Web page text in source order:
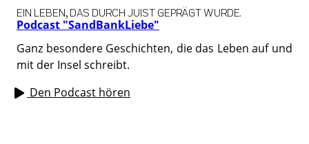
Podcast "SandBankLiebe"
EIN LEBEN, DAS DURCH JUIST GEPRÄGT WURDE.
Ganz besondere Geschichten, die das Leben auf und
mit der Insel schreibt.
Den Podcast hören